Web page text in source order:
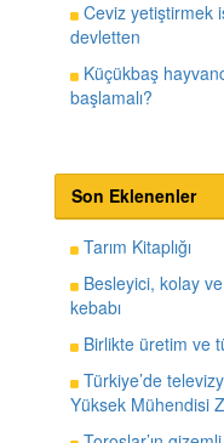
Ceviz yetiştirmek
devletten
Küçükbaş
başlamalı?
Son Eklenenler
Tarım Kitaplığı
Besleyici, kolay
kebabı
Birlikte üretim ve
Türkiye’de
Yüksek Mühendisi